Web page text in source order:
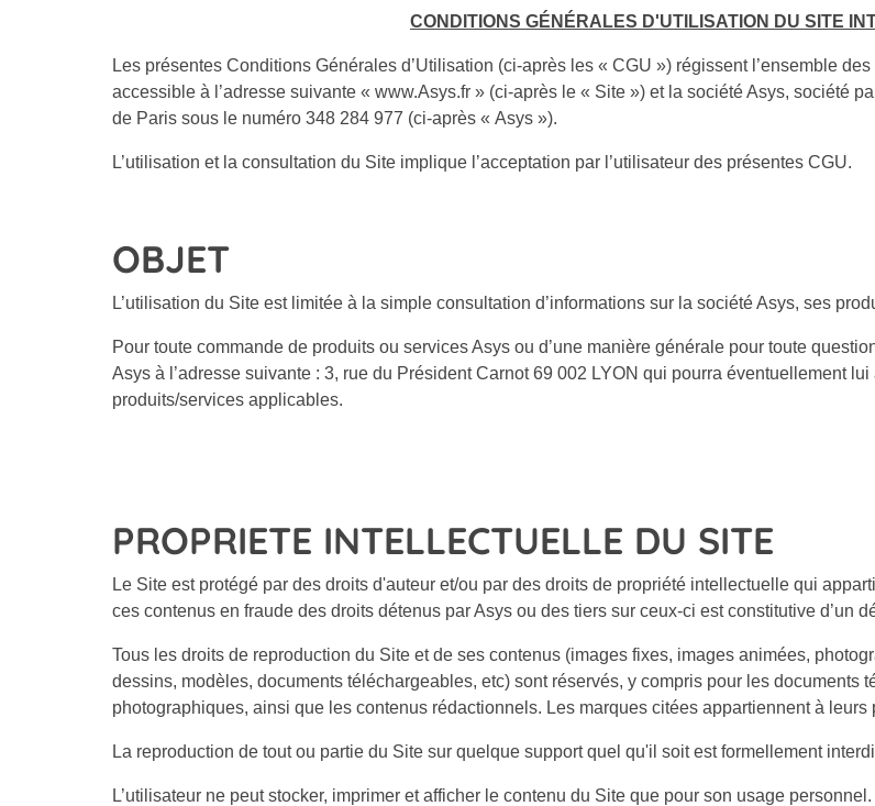
CONDITIONS GÉNÉRALES D'UTILISATION DU SITE
Les présentes Conditions Générales d’Utilisation (ci-après les « CGU ») régissent l’ensemble
accessible à l’adresse suivante « www.Asys.fr » (ci-après le « Site ») et la société Asys, société
de Paris sous le numéro 348 284 977 (ci-après « Asys »).
L’utilisation et la consultation du Site implique l’acceptation par l’utilisateur des présentes CGU.
OBJET
L’utilisation du Site est limitée à la simple consultation d’informations sur la société Asys, ses
Pour toute commande de produits ou services Asys ou d’une manière générale pour toute
Asys à l’adresse suivante : 3, rue du Président Carnot69 002 LYON qui pourra éventuellement
produits/services applicables.
PROPRIETE INTELLECTUELLE DU SITE
Le Site est protégé par des droits d'auteur et/ou par des droits de propriété intellectuelle qui
ces contenus en fraude des droits détenus par Asys ou des tiers sur ceux-ci est constitutive d’un
Tous les droits de reproduction du Site et de ses contenus (images fixes, images animées,
dessins, modèles, documents téléchargeables, etc) sont réservés, y compris pour les
photographiques, ainsi que les contenus rédactionnels. Les marques citées appartiennent à leurs
La reproduction de tout ou partie du Site sur quelque support quel qu'il soit est formellement
L’utilisateur ne peut stocker, imprimer et afficher le contenu du Site que pour son usage